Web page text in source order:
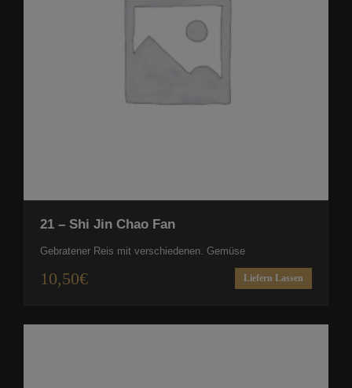
21 – Shi Jin Chao Fan
Gebratener Reis mit verschiedenen. Gemüse
10,50€ Liefern Lassen